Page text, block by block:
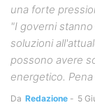
una forte
"I governi
soluzioni
possono avere
energetico.
Da Redazione - 5